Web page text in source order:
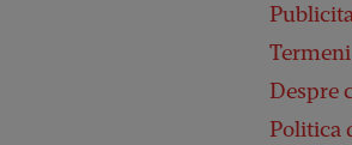
Despre
Politica